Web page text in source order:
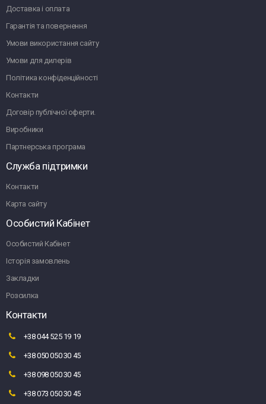
Доставка і оплата
Гарантія та повернення
Умови використання сайту
Умови для дилерів
Політика конфіденційності
Контакти
Договір публічної оферти.
Виробники
Партнерська програма
Служба підтримки
Контакти
Карта сайту
Особистий Кабінет
Особистий Кабінет
Історія замовлень
Закладки
Розсилка
Контакти
+38 044 525 19 19
+38 050 050 30 45
+38 098 050 30 45
+38 073 050 30 45